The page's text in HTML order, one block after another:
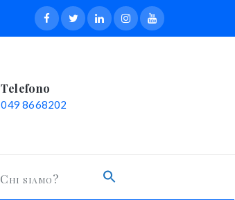
Telefono
049 8668202
Chi siamo?